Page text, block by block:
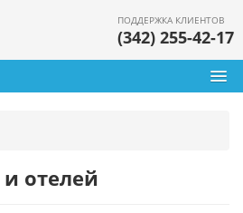
ПОДДЕРЖКА КЛИЕНТОВ
(342) 255-42-17
и отелей